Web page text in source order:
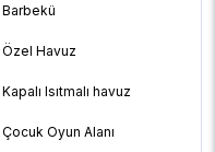
Barbekü
Özel Havuz
Kapalı Isıtmalı havuz
Çocuk Oyun Alanı